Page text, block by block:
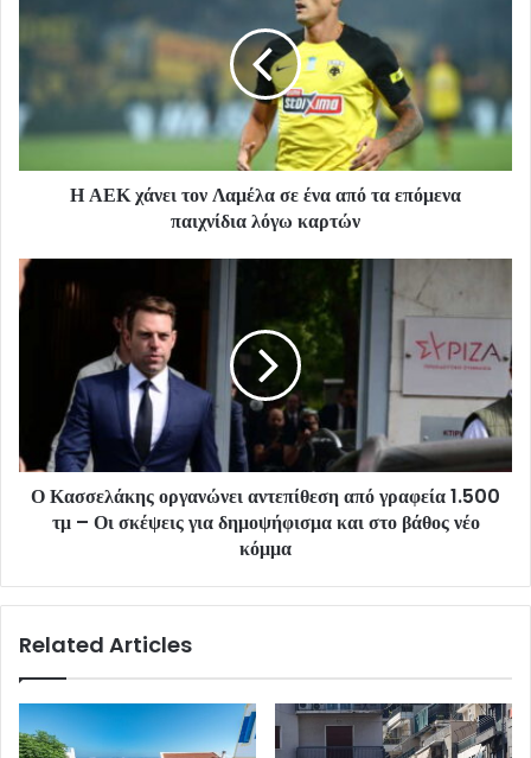
Η ΑΕΚ χάνει τον Λαμέλα σε ένα από τα επόμενα
παιχνίδια λόγω καρτών
Ο Κασσελάκης οργανώνει αντεπίθεση από γραφεία 1.500
τμ – Οι σκέψεις για δημοψήφισμα και στο βάθος νέο
κόμμα
Related Articles